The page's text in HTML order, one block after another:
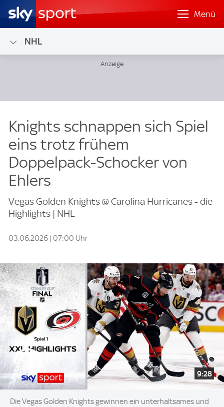
Menü
NHL
Knights schnappen sich Spiel
eins trotz frühem
Doppelpack-Schocker von
Ehlers
Vegas Golden Knights @ Carolina Hurricanes - die
Highlights | NHL
03.06.2026 | 07:00 Uhr
9:28
Die Vegas Golden Knights gewinnen ein unterhaltsames und